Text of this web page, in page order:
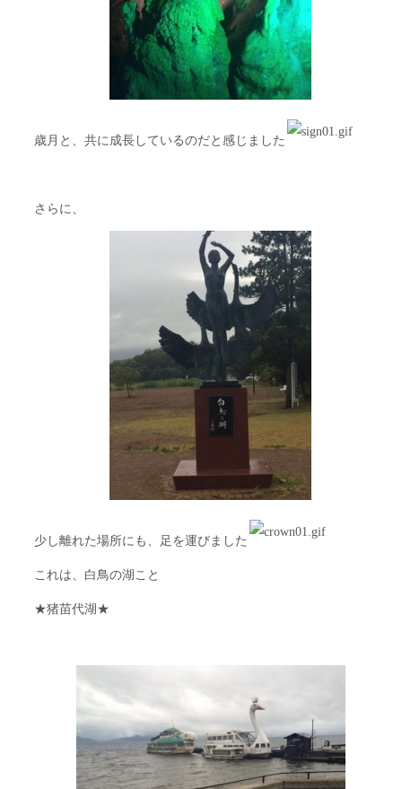
歳月と、共に成長しているのだと感じました
さらに、
少し離れた場所にも、足を運びました
これは、白鳥の湖こと
★猪苗代湖★